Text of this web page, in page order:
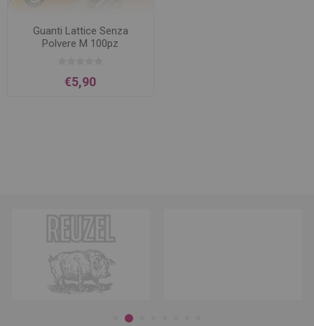
Guanti Lattice Senza
Polvere M 100pz
€5,90